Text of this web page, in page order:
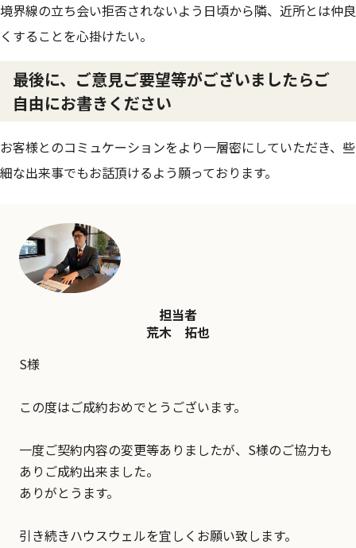
境界線の立ち会い拒否されないよう日頃から隣、近所とは仲良
くすることを心掛けたい。
最後に、ご意見ご要望等がございましたらご
自由にお書きください
お客様とのコミュケーションをより一層密にしていただき、些
細な出来事でもお話頂けるよう願っております。
担当者
荒木 拓也
S様
この度はご成約おめでとうございます。
一度ご契約内容の変更等ありましたが、S様のご協力も
ありご成約出来ました。
ありがとうます。
引き続きハウスウェルを宜しくお願い致します。